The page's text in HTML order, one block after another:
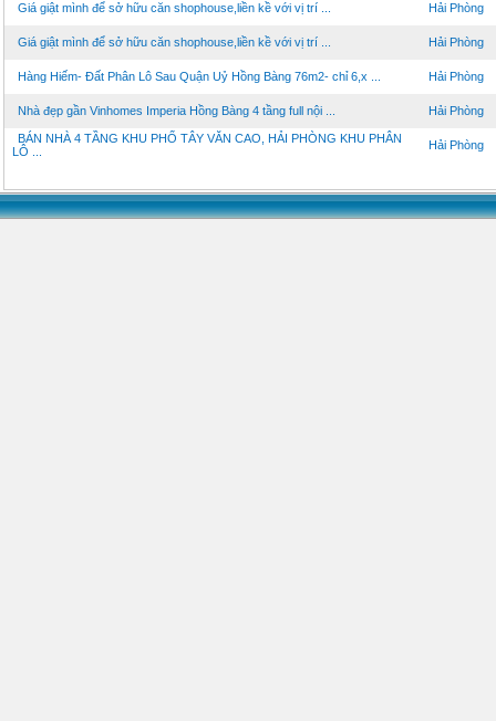
Giá giật mình để sở hữu căn shophouse,liền kề với vị trí ... Hải Phòng
Giá giật mình để sở hữu căn shophouse,liền kề với vị trí ... Hải Phòng
Hàng Hiếm- Đất Phân Lô Sau Quận Uỷ Hồng Bàng 76m2- chỉ 6,x ... Hải Phòng
Nhà đẹp gần Vinhomes Imperia Hồng Bàng 4 tầng full nội ... Hải Phòng
BÁN NHÀ 4 TẦNG KHU PHỐ TÂY VĂN CAO, HẢI PHÒNG KHU PHÂN
LÔ ...
Hải Phòng